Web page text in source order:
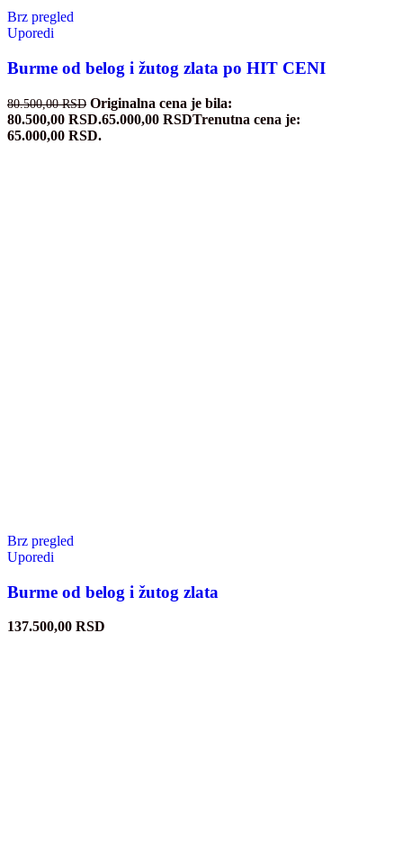
Brz pregled
Uporedi
Burme od belog i žutog zlata po HIT CENI
80.500,00RSD Originalna cena je bila:
80.500,00 RSD.65.000,00 RSDTrenutna cena je:
65.000,00 RSD.
Brz pregled
Uporedi
Burme od belog i žutog zlata
137.500,00 RSD